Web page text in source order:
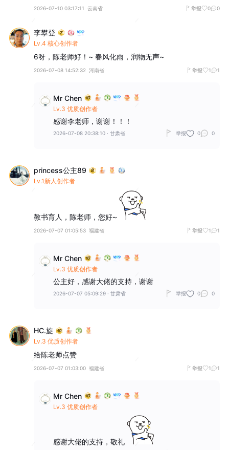
2026-07-10 03:17:11 云南省 举报 0 0
李攀登
Lv.4 核心创作者
6呀，陈老师好！~ 春风化雨，润物无声~
2026-07-08 14:52:32 河南省 举报 1 1
Mr Chen
Lv.3 优质创作者
感谢李老师，谢谢！！！
2026-07-08 20:38:10 · 甘肃省 举报 0 0
princess公主89
Lv.1新人创作者
教书育人，陈老师，您好~
2026-07-07 01:05:53 福建省 举报 1 1
Mr Chen
Lv.3 优质创作者
公主好，感谢大佬的支持，谢谢
2026-07-07 05:09:29 · 甘肃省 举报 0 0
HC.旋
Lv.3 优质创作者
给陈老师点赞
2026-07-07 01:03:00 福建省 举报 1 1
Mr Chen
Lv.3 优质创作者
感谢大佬的支持，敬礼